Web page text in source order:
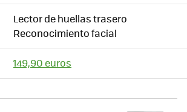
Lector de huellas trasero
Reconocimiento facial
149,90 euros